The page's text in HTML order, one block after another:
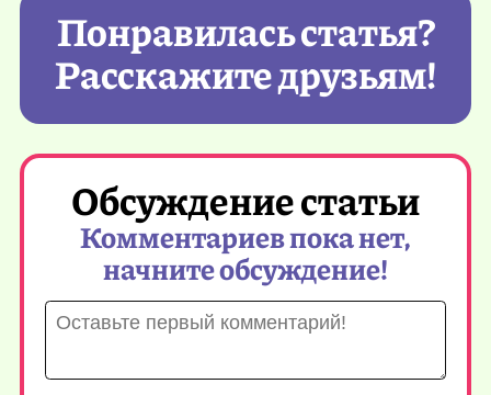
Понравилась статья?
Расскажите друзьям!
Обсуждение статьи
Комментариев пока нет,
начните обсуждение!